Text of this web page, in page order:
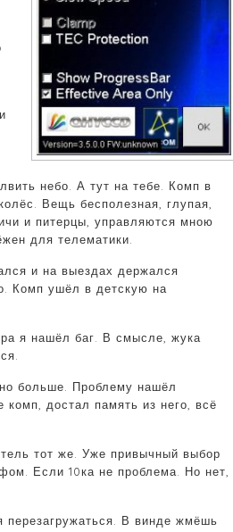
небо. А тут на тебе. Комп в
Вещь бесполезная, глупая,
и питерцы, управляются мною
для телематики.
и на выездах держался
Комп ушёл в детскую на
я нашёл баг. В смысле, жука
больше. Проблему нашёл
достал память из него, всё
тот же. Уже привычный выбор
Если 10ка не проблема. Но нет,
перезагружаться. В винде жмёшь